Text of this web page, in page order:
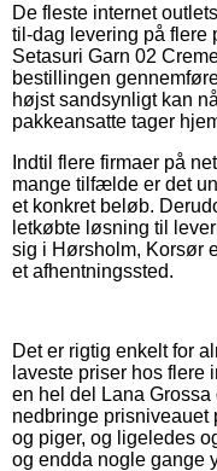
De fleste internet
til-dag levering på flere
Setasuri Garn 02
bestillingen
højst sandsynligt kan
pakkeansatte tager
Indtil flere firmaer på
mange tilfælde er det
et konkret beløb.
letkøbte løsning til
sig i Hørsholm, Korsør
et afhentningssted.
Det er rigtig enkelt for
laveste priser hos flere
en hel del Lana
nedbringe prisniveauet
og piger, og ligeledes
og endda nogle gange